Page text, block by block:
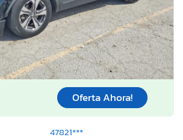
Oferta Ahora!
47821***